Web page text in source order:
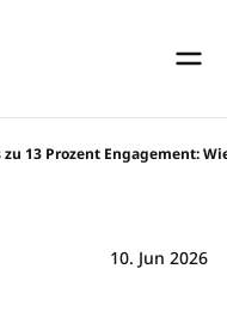
zu 13 Prozent Engagement:
10. Jun 2026